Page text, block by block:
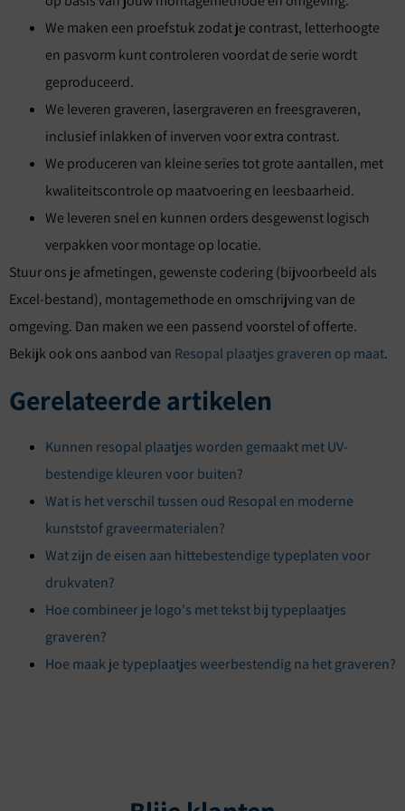
We maken een proefstuk zodat je contrast, letterhoogte
en pasvorm kunt controleren voordat de serie wordt
geproduceerd.
We leveren graveren, lasergraveren en freesgraveren,
inclusief inlakken of inverven voor extra contrast.
We produceren van kleine series tot grote aantallen, met
kwaliteitscontrole op maatvoering en leesbaarheid.
We leveren snel en kunnen orders desgewenst logisch
verpakken voor montage op locatie.
Stuur ons je afmetingen, gewenste codering (bijvoorbeeld als
Excel-bestand), montagemethode en omschrijving van de
omgeving. Dan maken we een passend voorstel of offerte.
Bekijk ook ons aanbod van Resopal plaatjes graveren op maat.
Gerelateerde artikelen
Kunnen resopal plaatjes worden gemaakt met UV-
bestendige kleuren voor buiten?
Wat is het verschil tussen oud Resopal en moderne
kunststof graveermaterialen?
Wat zijn de eisen aan hittebestendige typeplaten voor
drukvaten?
Hoe combineer je logo's met tekst bij typeplaatjes
graveren?
Hoe maak je typeplaatjes weerbestendig na het graveren?